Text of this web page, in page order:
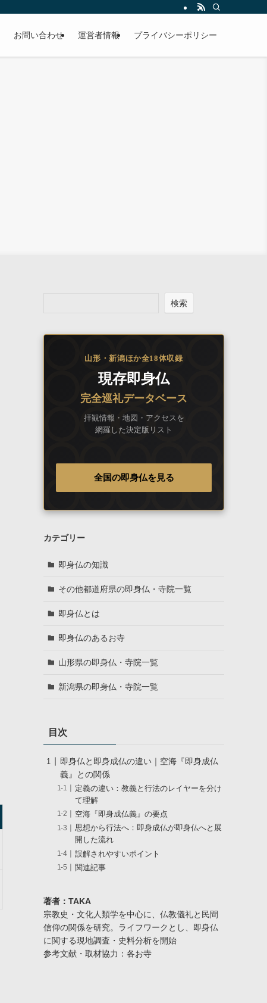
お問い合わせ 運営者情報 プライバシーポリシー
検索
山形・新潟ほか全18体収録
現存即身仏
完全巡礼データベース
拝観情報・地図・アクセスを
網羅した決定版リスト
全国の即身仏を見る
カテゴリー
即身仏の知識
その他都道府県の即身仏・寺院一覧
即身仏とは
即身仏のあるお寺
山形県の即身仏・寺院一覧
新潟県の即身仏・寺院一覧
目次
即身仏と即身成仏の違い｜空海『即身成仏
義』との関係
定義の違い：教義と行法のレイヤーを分け
て理解
空海『即身成仏義』の要点
思想から行法へ：即身成仏が即身仏へと展
開した流れ
誤解されやすいポイント
関連記事
著者：TAKA
宗教史・文化人類学を中心に、仏教儀礼と民間
信仰の関係を研究。ライフワークとし、即身仏
に関する現地調査・史料分析を開始
参考文献・取材協力：各お寺